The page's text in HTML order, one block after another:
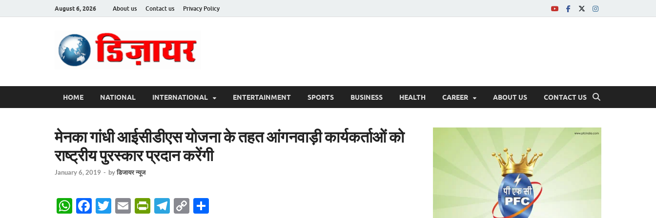
August 6, 2026 About us Contact us Privacy Policy
HOME NATIONAL INTERNATIONAL ENTERTAINMENT SPORTS BUSINESS HEALTH CAREER ABOUT US CONTACT US
मेनका गांधी आईसीडीएस योजना के तहत आंगनवाड़ी कार्यकर्ताओं को
राष्ट्रीय पुरस्कार प्रदान करेंगी
January 6, 2019 - byडिजायर न्यूज
W F
T
E
P
T
C